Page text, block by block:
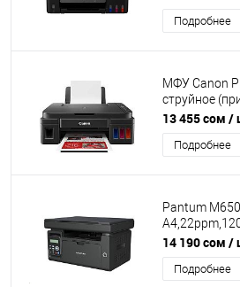
мин. (A4),
подача 100
Подробнее
МФУ Canon
струйное
планшетный
мин. (A4),
подача 100
[2313C009AA]
13 455 сом /
Подробнее
Pantum
scaner
14 190 сом /
Подробнее